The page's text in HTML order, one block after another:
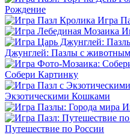
Рождение
Игра
Джунглей: Пазлы с
Собери Картинку
Экзотическими Кошками
Путешествие по России